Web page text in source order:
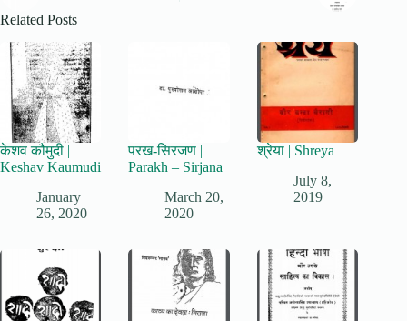
Related Posts
केशव कौमुदी |
Keshav Kaumudi
January
26, 2020
परख-सिरजण |
Parakh – Sirjana
March 20,
2020
श्रेया | Shreya
July 8,
2019